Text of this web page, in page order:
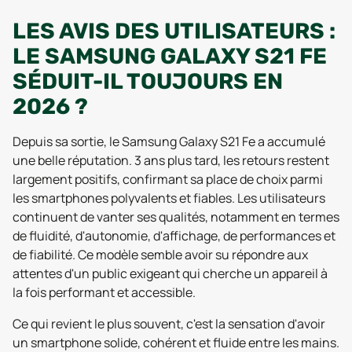
LES AVIS DES UTILISATEURS :
LE SAMSUNG GALAXY S21 FE
SÉDUIT-IL TOUJOURS EN
2026 ?
Depuis sa sortie, le Samsung Galaxy S21 Fe a accumulé
une belle réputation. 3 ans plus tard, les retours restent
largement positifs, confirmant sa place de choix parmi
les smartphones polyvalents et fiables. Les utilisateurs
continuent de vanter ses qualités, notamment en termes
de fluidité, d'autonomie, d'affichage, de performances et
de fiabilité. Ce modèle semble avoir su répondre aux
attentes d'un public exigeant qui cherche un appareil à
la fois performant et accessible.
Ce qui revient le plus souvent, c'est la sensation d'avoir
un smartphone solide, cohérent et fluide entre les mains.